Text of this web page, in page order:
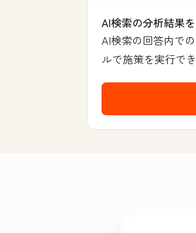
AI検索の分析結果
AI検索の回答内で
ルで施策を実行で